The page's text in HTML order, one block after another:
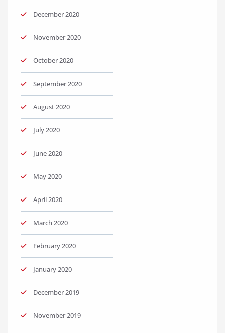
December 2020
November 2020
October 2020
September 2020
August 2020
July 2020
June 2020
May 2020
April 2020
March 2020
February 2020
January 2020
December 2019
November 2019